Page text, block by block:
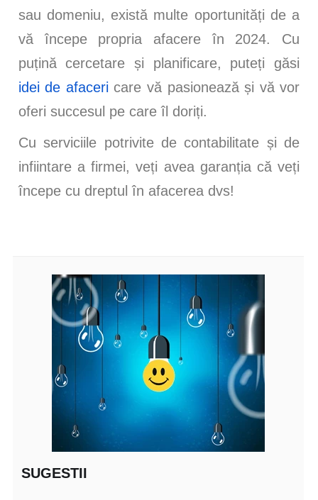
sau domeniu, există multe oportunități de a
vă începe propria afacere în 2024. Cu
puțină cercetare și planificare, puteți găsi
idei de afaceri care vă pasionează și vă vor
oferi succesul pe care îl doriți.
Cu serviciile potrivite de contabilitate și de
infiintare a firmei, veți avea garanția că veți
începe cu dreptul în afacerea dvs!
SUGESTII